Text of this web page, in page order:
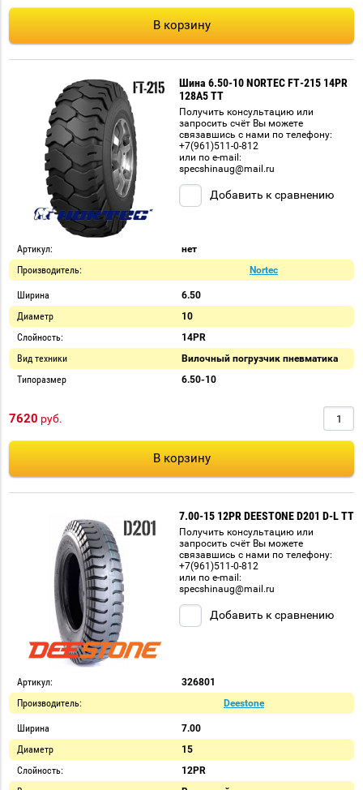
В корзину
Шина 6.50-10 NORTEC FT-215 14PR
128A5 TT
Получить консультацию или
запросить счёт Вы можете
связавшись с нами по телефону:
+7(961)511-0-812
или по e-mail:
specshinaug@mail.ru
Добавить к сравнению
Артикул:
нет
Производитель:
Nortec
Ширина
6.50
Диаметр
10
Слойность:
14PR
Вид техники
Вилочный погрузчик пневматика
Типоразмер
6.50-10
7620 руб.
В корзину
7.00-15 12PR DEESTONE D201 D-L TT
Получить консультацию или
запросить счёт Вы можете
связавшись с нами по телефону:
+7(961)511-0-812
или по e-mail:
specshinaug@mail.ru
Добавить к сравнению
Артикул:
326801
Производитель:
Deestone
Ширина
7.00
Диаметр
15
Слойность:
12PR